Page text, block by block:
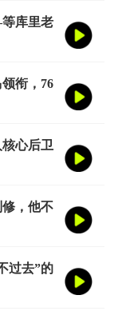
库里老
衔，76
心后卫
」正
，他不
过去”的